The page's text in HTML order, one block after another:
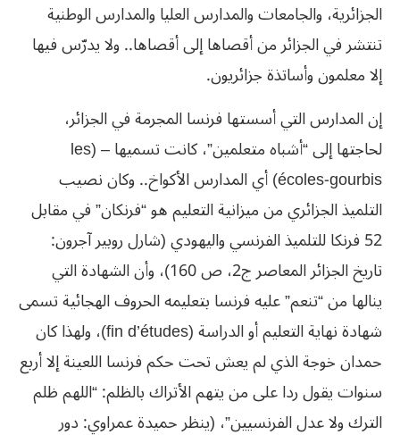
الجزائرية، والجامعات والمدارس العليا والمدارس الوطنية
تنتشر في الجزائر من أقصاها إلى أقصاها.. ولا يدرّس فيها
إلا معلمون وأساتذة جزائريون.
إن المدارس التي أسستها فرنسا المجرمة في الجزائر،
لحاجتها إلى “أشباه متعلمين”، كانت تسميها – (les
écoles-gourbis) أي المدارس الأكواخ.. وكان نصيب
التلميذ الجزائري من ميزانية التعليم هو “فرنكان” في مقابل
52 فرنكا للتلميذ الفرنسي واليهودي (شارل روبير آجرون:
تاريخ الجزائر المعاصر ج2، ص 160)، وأن الشهادة التي
ينالها من “تنعم” عليه فرنسا بتعليمه الحروف الهجائية تسمى
شهادة نهاية التعليم أو الدراسة (fin d’études)، ولهذا كان
حمدان خوجة الذي لم يعش تحت حكم فرنسا اللعينة إلا أربع
سنوات يقول ردا على من يتهم الأتراك بالظلم: “اللهم ظلم
الترك ولا عدل الفرنسيين”، (ينظر حميدة عمراوي: دور